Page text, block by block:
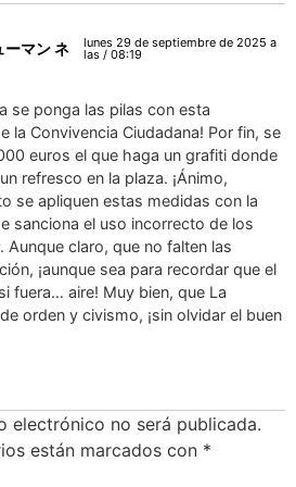
ーマン ネ
lunes 29 de septiembre de 2025 a
las / 08:19
se ponga las pilas con esta
la Convivencia Ciudadana! Por fin, se
euros el que haga un grafiti donde
refresco en la plaza. ¡Ánimo,
se apliquen estas medidas con la
sanciona el uso incorrecto de los
claro, que no falten las
¡aunque sea para recordar que el
fuera… aire! Muy bien, que La
orden y civismo, ¡sin olvidar el buen
electrónico no será publicada.
están marcados con *